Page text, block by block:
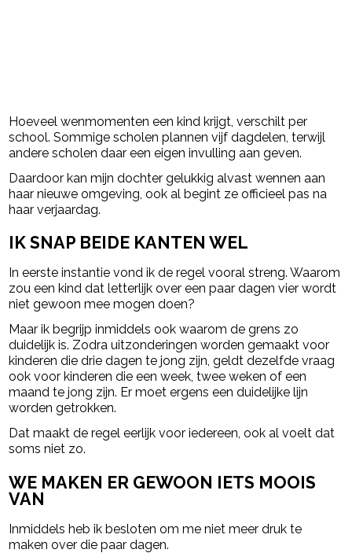
Hoeveel wenmomenten een kind krijgt, verschilt per
school. Sommige scholen plannen vijf dagdelen, terwijl
andere scholen daar een eigen invulling aan geven.
Daardoor kan mijn dochter gelukkig alvast wennen aan
haar nieuwe omgeving, ook al begint ze officieel pas na
haar verjaardag.
IK SNAP BEIDE KANTEN WEL
In eerste instantie vond ik de regel vooral streng. Waarom
zou een kind dat letterlijk over een paar dagen vier wordt
niet gewoon mee mogen doen?
Maar ik begrijp inmiddels ook waarom de grens zo
duidelijk is. Zodra uitzonderingen worden gemaakt voor
kinderen die drie dagen te jong zijn, geldt dezelfde vraag
ook voor kinderen die een week, twee weken of een
maand te jong zijn. Er moet ergens een duidelijke lijn
worden getrokken.
Dat maakt de regel eerlijk voor iedereen, ook al voelt dat
soms niet zo.
WE MAKEN ER GEWOON IETS MOOIS
VAN
Inmiddels heb ik besloten om me niet meer druk te
maken over die paar dagen.